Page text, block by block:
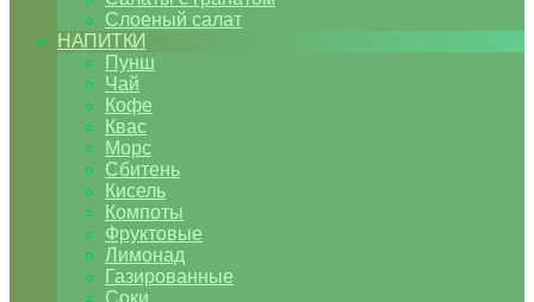
Слоеный салат
НАПИТКИ
Пунш
Чай
Кофе
Квас
Морс
Сбитень
Кисель
Компоты
Фруктовые
Лимонад
Газированные
Соки